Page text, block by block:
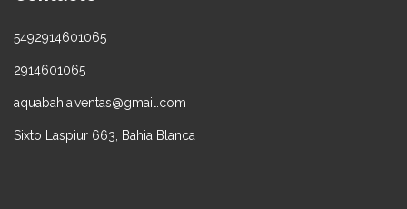
5492914601065
2914601065
aquabahia.ventas@gmail.com
Sixto Laspiur 663, Bahia Blanca